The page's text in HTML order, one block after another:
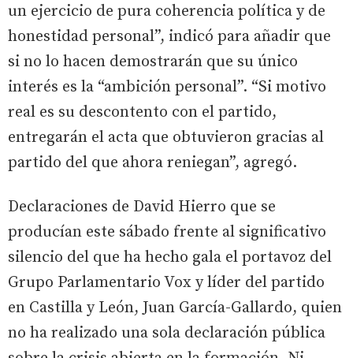
un ejercicio de pura coherencia política y de
honestidad personal”, indicó para añadir que
si no lo hacen demostrarán que su único
interés es la “ambición personal”. “Si motivo
real es su descontento con el partido,
entregarán el acta que obtuvieron gracias al
partido del que ahora reniegan”, agregó.
Declaraciones de David Hierro que se
producían este sábado frente al significativo
silencio del que ha hecho gala el portavoz del
Grupo Parlamentario Vox y líder del partido
en Castilla y León, Juan García-Gallardo, quien
no ha realizado una sola declaración pública